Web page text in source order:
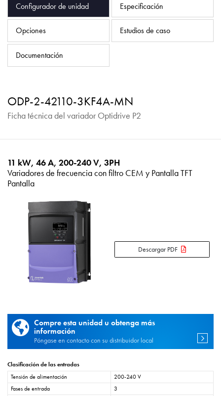
Configurador de unidad Especificación
Opciones Estudios de caso
Documentación
ODP-2-42110-3KF4A-MN
Ficha técnica del variador Optidrive P2
11 kW, 46 A, 200-240 V, 3PH
Variadores de frecuencia con filtro CEM y Pantalla TFT
Pantalla
Descargar PDF
Compre esta unidad u obtenga más
información
Póngase en contacto con su distribuidor local
Clasificación de las entradas
Tensión de alimentación
200-240 V
Fases de entrada
3
Acerca de
Contacto